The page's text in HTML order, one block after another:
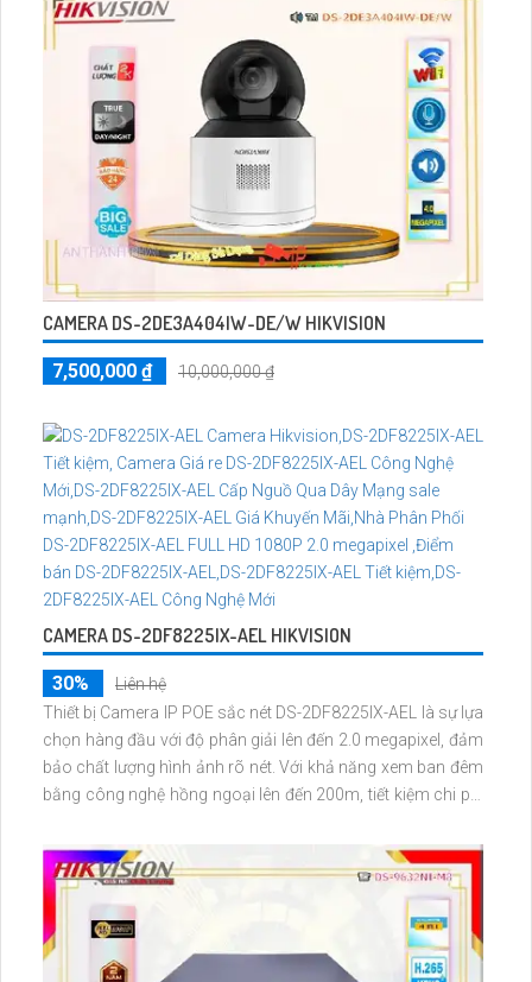
CAMERA DS-2DE3A404IW-DE/W HIKVISION
7,500,000 ₫ 10,000,000 ₫
CAMERA DS-2DF8225IX-AEL HIKVISION
30%
Liên hệ
Thiết bị Camera IP POE sắc nét DS-2DF8225IX-AEL là sự lựa
chọn hàng đầu với độ phân giải lên đến 2.0 megapixel, đảm
bảo chất lượng hình ảnh rõ nét. Với khả năng xem ban đêm
bằng công nghệ hồng ngoại lên đến 200m, tiết kiệm chi phí
nghệ IP POE, camera không bị giảm chất lượng ngay cả khi
lắp đặt xa router